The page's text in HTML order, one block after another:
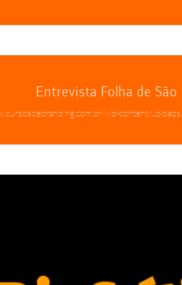
Entrevista Folha de São
wp-content/